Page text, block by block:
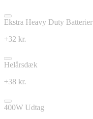
Ekstra Heavy Duty Batterier
+32 kr.
Helårsdæk
+38 kr.
400W Udtag